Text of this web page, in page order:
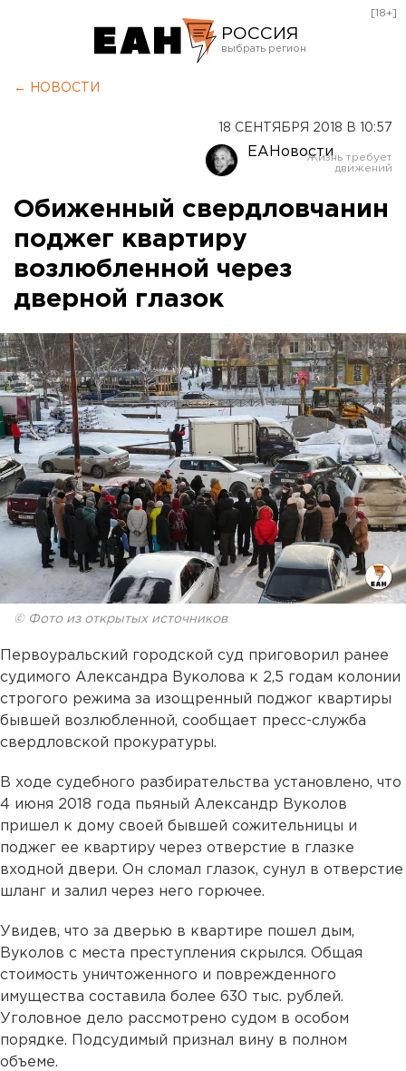
РОССИЯ
Оренбург
[18+]
← НОВОСТИ
18 СЕНТЯБРЯ 2018 В 10:57
ЕАНовости
Обиженный свердловчанин
поджег квартиру
возлюбленной через
дверной глазок
© Фото из открытых источников
Первоуральский городской суд приговорил ранее
судимого Александра Вуколова к 2,5 годам колонии
строгого режима за изощренный поджог квартиры
бывшей возлюбленной, сообщает пресс-служба
свердловской прокуратуры.
В ходе судебного разбирательства установлено, что
4 июня 2018 года пьяный Александр Вуколов
пришел к дому своей бывшей сожительницы и
поджег ее квартиру через отверстие в глазке
входной двери. Он сломал глазок, сунул в отверстие
шланг и залил через него горючее.
Увидев, что за дверью в квартире пошел дым,
Вуколов с места преступления скрылся. Общая
стоимость уничтоженного и поврежденного
имущества составила более 630 тыс. рублей.
Уголовное дело рассмотрено судом в особом
порядке. Подсудимый признал вину в полном
объеме.